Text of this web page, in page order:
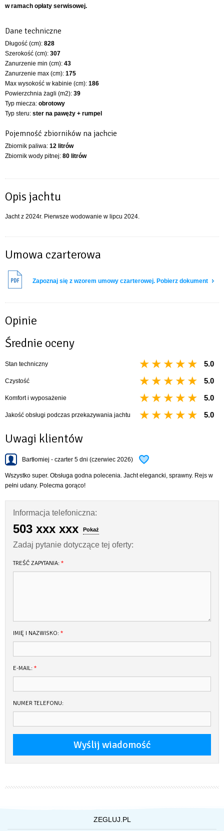
w ramach opłaty serwisowej.
Dane techniczne
Długość (cm): 828
Szerokość (cm): 307
Zanurzenie min (cm): 43
Zanurzenie max (cm): 175
Max wysokość w kabinie (cm): 186
Powierzchnia żagli (m2): 39
Typ miecza: obrotowy
Typ steru: ster na pawęży + rumpel
Pojemność zbiorników na jachcie
Zbiornik paliwa: 12 litrów
Zbiornik wody pitnej: 80 litrów
Opis jachtu
Jacht z 2024r. Pierwsze wodowanie w lipcu 2024.
Umowa czarterowa
Zapoznaj się z wzorem umowy czarterowej. Pobierz dokument
Opinie
Średnie oceny
Stan techniczny 5.0
Czystość 5.0
Komfort i wyposażenie 5.0
Jakość obsługi podczas przekazywania jachtu 5.0
Uwagi klientów
Bartłomiej - czarter 5 dni (czerwiec 2026)
Wszystko super. Obsługa godna polecenia. Jacht elegancki, sprawny. Rejs w
pełni udany. Polecma gorąco!
Informacja telefoniczna:
503 xxx xxx Pokaż
Zadaj pytanie dotyczące tej oferty:
TREŚĆ ZAPYTANIA: *
IMIĘ I NAZWISKO: *
E-MAIL: *
NUMER TELEFONU:
ZEGLUJ.PL